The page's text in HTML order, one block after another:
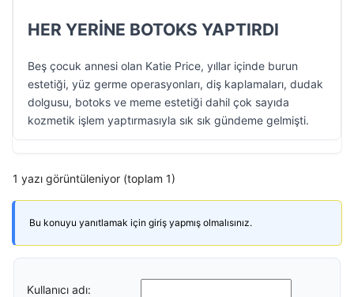
HER YERİNE BOTOKS YAPTIRDI
Beş çocuk annesi olan Katie Price, yıllar içinde burun
estetiği, yüz germe operasyonları, diş kaplamaları, dudak
dolgusu, botoks ve meme estetiği dahil çok sayıda
kozmetik işlem yaptırmasıyla sık sık gündeme gelmişti.
1 yazı görüntüleniyor (toplam 1)
Bu konuyu yanıtlamak için giriş yapmış olmalısınız.
Kullanıcı adı: